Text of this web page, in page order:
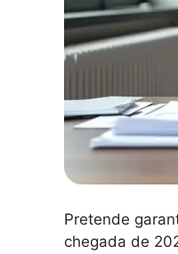
Pretende
chegada de